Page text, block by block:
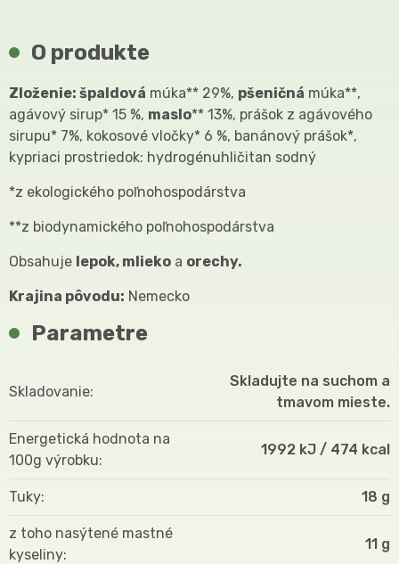
O produkte
Zloženie: špaldová múka** 29%, pšeničná múka**,
agávový sirup* 15 %, maslo** 13%, prášok z agávového
sirupu* 7%, kokosové vločky* 6 %, banánový prášok*,
kypriaci prostriedok: hydrogénuhličitan sodný
*z ekologického poľnohospodárstva
**z biodynamického poľnohospodárstva
Obsahuje lepok, mlieko a orechy.
Krajina pôvodu: Nemecko
Parametre
Skladovanie
Skladujte na suchom a
tmavom mieste.
Energetická hodnota na
100g výrobku
1992 kJ / 474 kcal
Tuky 18 g
z toho nasýtené mastné
kyseliny
11 g